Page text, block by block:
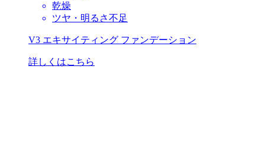
乾燥
ツヤ・明るさ不足
V3 エキサイティング ファンデーション
詳しくはこちら